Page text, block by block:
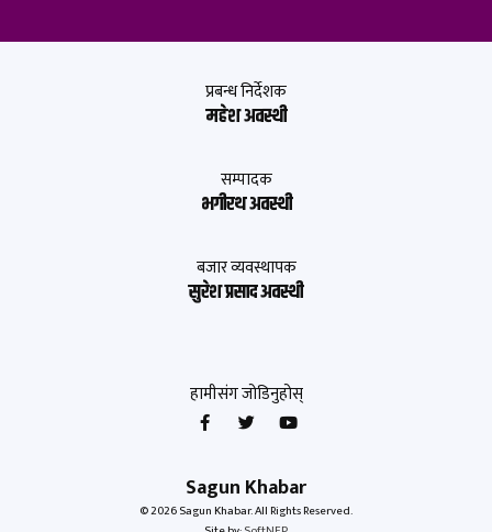
Sagun Khabar
© 2026 Sagun Khabar. All Rights Reserved.
प्रबन्ध निर्देशक
महेश अवस्थी
सम्पादक
भगीरथ अवस्थी
बजार व्यवस्थापक
सुरेश प्रसाद अवस्थी
हामीसंग जोडिनुहोस्